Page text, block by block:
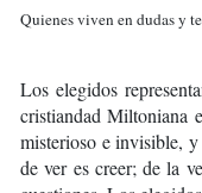
Quienes viven en dudas y
Los elegidos
cristiandad Miltoniana
misterioso e invisible,
de ver es creer; de la